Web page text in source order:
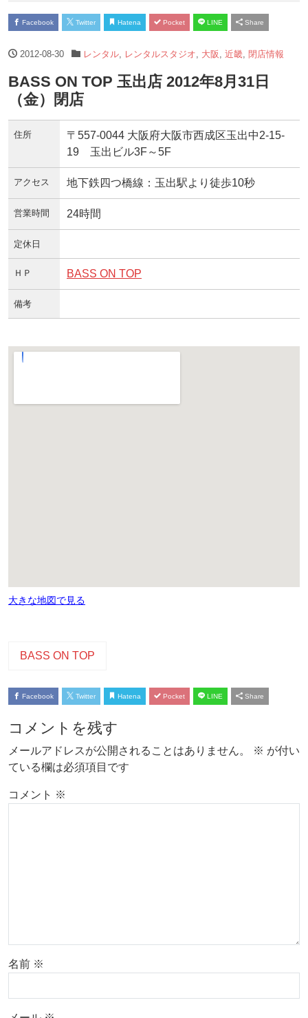
Facebook Twitter Hatena Pocket LINE Share
2012-08-30 レンタル, レンタルスタジオ 大阪 近畿, 閉店情報
BASS ON TOP 玉出店 2012年8月31日
（金）閉店
住所
〒557-0044 大阪府大阪市西成区玉出中2-15-
19 玉出ビル3F～5F
アクセス 地下鉄四つ橋線：玉出駅より徒歩10秒
営業時間 24時間
定休日
ＨＰ BASS ON TOP
備考
大きな地図で見る
BASS ON TOP
Facebook Twitter Hatena Pocket LINE Share
コメントを残す
メールアドレスが公開されることはありません。 ※ が付い
ている欄は必須項目です
コメント ※
名前 ※